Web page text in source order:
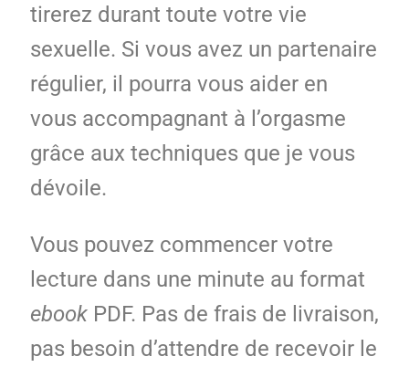
tirerez durant toute votre vie
sexuelle. Si vous avez un partenaire
régulier, il pourra vous aider en
vous accompagnant à l’orgasme
grâce aux techniques que je vous
dévoile.
Vous pouvez commencer votre
lecture dans une minute au format
ebookPDF. Pas de frais de livraison,
pas besoin d’attendre de recevoir le